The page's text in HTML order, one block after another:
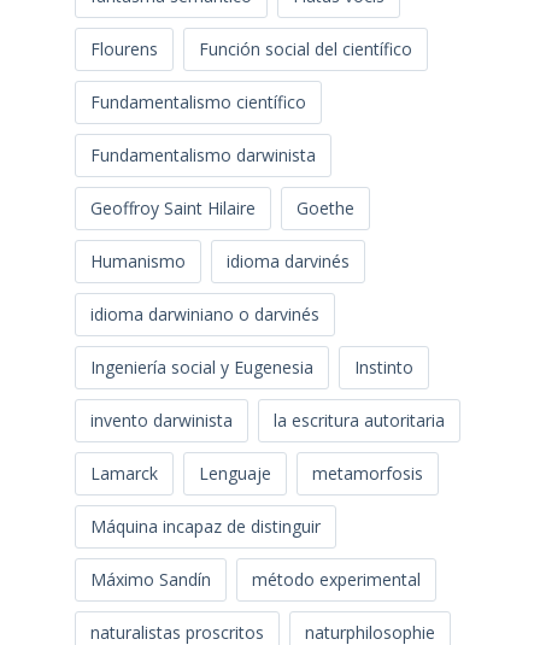
Flourens Función social del científico
Fundamentalismo científico
Fundamentalismo darwinista
Geoffroy Saint Hilaire Goethe
Humanismo idioma darvinés
idioma darwiniano o darvinés
Ingeniería social y Eugenesia Instinto
invento darwinista la escritura autoritaria
Lamarck Lenguaje metamorfosis
Máquina incapaz de distinguir
Máximo Sandín método experimental
naturalistas proscritos naturphilosophie